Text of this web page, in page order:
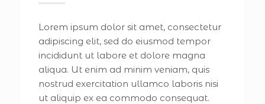
Lorem ipsum dolor sit amet, consectetur
adipiscing elit, sed do eiusmod tempor
incididunt ut labore et dolore magna
aliqua. Ut enim ad minim veniam, quis
nostrud exercitation ullamco laboris nisi
ut aliquip ex ea commodo consequat.